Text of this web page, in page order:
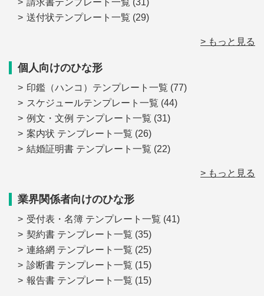
請求書テンプレート一覧 (31)
送付状テンプレート一覧 (29)
> もっと見る
個人向けのひな形
印鑑（ハンコ）テンプレート一覧 (77)
スケジュールテンプレート一覧 (44)
例文・文例 テンプレート一覧 (31)
案内状 テンプレート一覧 (26)
結婚証明書 テンプレート一覧 (22)
> もっと見る
業界関係者向けのひな形
受付表・名簿 テンプレート一覧 (41)
契約書 テンプレート一覧 (35)
連絡網 テンプレート一覧 (25)
診断書 テンプレート一覧 (15)
報告書 テンプレート一覧 (15)